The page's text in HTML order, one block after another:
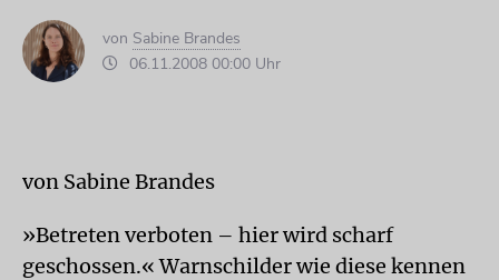
von Sabine Brandes
06.11.2008 00:00 Uhr
von Sabine Brandes
»Betreten verboten – hier wird scharf
geschossen.« Warnschilder wie diese kennen